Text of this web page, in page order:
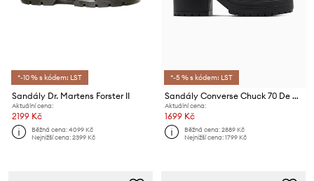
*-10 % s kódem: LST
Sandály Dr. Martens Forster II
Aktuální cena:
2199 Kč
Běžná cena:4099 Kč
Nejnižší cena:2399 Kč
*-5 % s kódem: LST
Sandály Converse Chuck 70 De Luxe Heel Nu
Aktuální cena:
1699 Kč
Běžná cena:2889 Kč
Nejnižší cena:1799 Kč